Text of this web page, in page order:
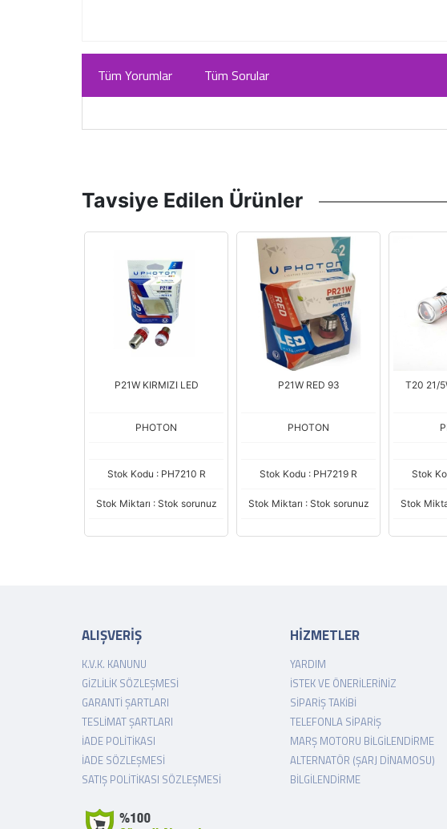
Tüm Yorumlar Tüm Sorular
Tavsiye Edilen Ürünler
P21W RED 93
PHOTON
Stok Kodu : PH7219 R
Stok Miktarı : Stok sorunuz
T20 21/5W 12V RED LED
PHOTON
Stok Kodu : PH7215 R
Stok Miktarı : Stok sorunuz
C10W
Stok
Stok
ALIŞVERİŞ
K.V.K. KANUNU
GIZLILIK SÖZLEŞMESI
GARANTI ŞARTLARI
TESLIMAT ŞARTLARI
İADE POLITIKASI
İADE SÖZLEŞMESI
SATIŞ POLITIKASI SÖZLEŞMESI
HİZMETLER
YARDIM
İSTEK VE ÖNERILERINIZ
SIPARIŞ TAKIBI
TELEFONLA SIPARIŞ
MARŞ MOTORU BILGILENDIRME
ALTERNATÖR (ŞARJ DINAMOSU)
BILGILENDIRME